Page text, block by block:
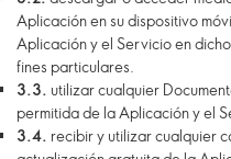
Aplicación en su dispositivo
Aplicación y el Servicio en
fines particulares.
3.3. utilizar cualquier
permitida de la Aplicación y el
3.4. recibir y utilizar cualquier